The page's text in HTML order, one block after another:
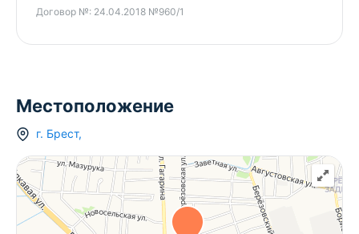
Договор №: 24.04.2018 №960/1
Местоположение
г. Брест,